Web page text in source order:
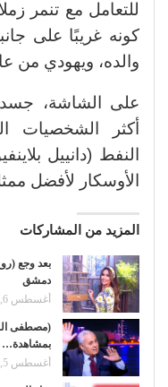
للتعامل مع تنمر
كونه غريبًا على
والده، ويهودي من
على الشاشة، جسد
أكثر الشخصيات
النفط (دانييل
الأوسكار لأفضل
المزيد من المشاركات
بعد وجع
دمشق
أغسطس 6, 2026
(مصطفى
بمشاهدة…
أغسطس 5, 2026